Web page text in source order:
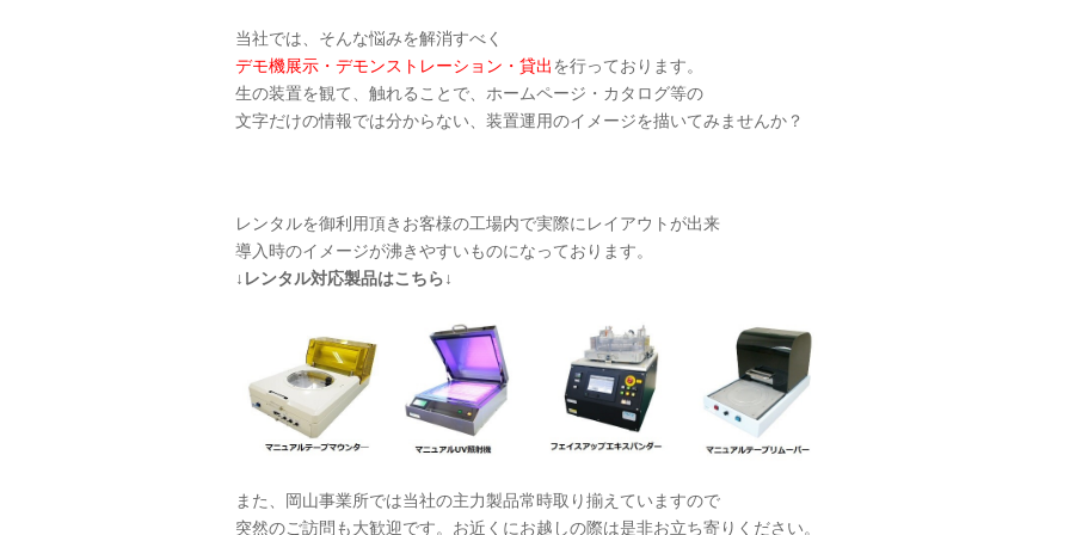
当社では、そんな悩みを解消すべく
デモ機展示・デモンストレーション・貸出を行っております。
生の装置を観て、触れることで、ホームページ・カタログ等の
文字だけの情報では分からない、装置運用のイメージを描いてみませんか？
レンタルを御利用頂きお客様の工場内で実際にレイアウトが出来
導入時のイメージが沸きやすいものになっております。
↓レンタル対応製品はこちら↓
また、岡山事業所では当社の主力製品常時取り揃えていますので
突然のご訪問も大歓迎です。お近くにお越しの際は是非お立ち寄りください。